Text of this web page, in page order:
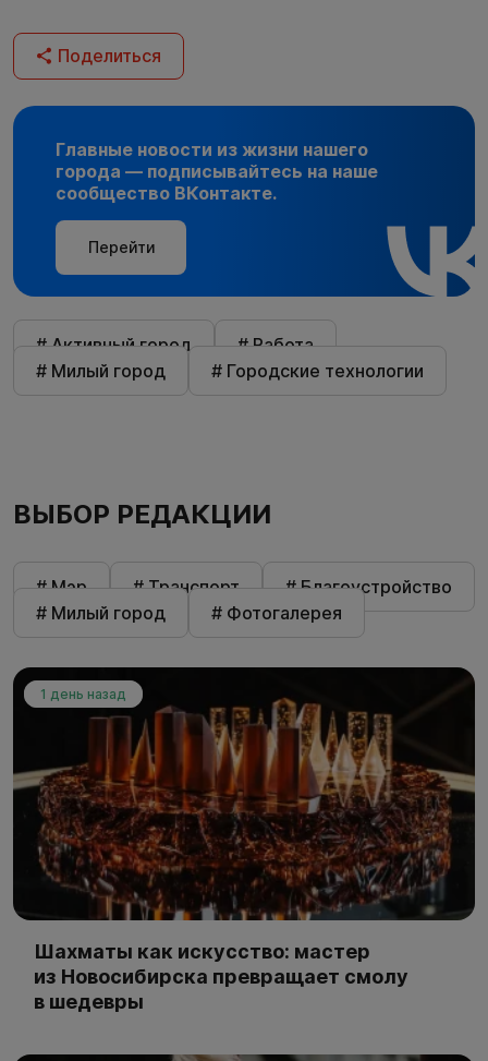
Поделиться
Главные новости из жизни нашего
города — подписывайтесь на наше
сообщество ВКонтакте.
Перейти
# Активный город
# Работа
# Милый город
# Городские технологии
ВЫБОР РЕДАКЦИИ
# Мэр # Транспорт
# Благоустройство
# Милый город
# Фотогалерея
1 день назад
Шахматы как искусство: мастер
из Новосибирска превращает смолу
в шедевры